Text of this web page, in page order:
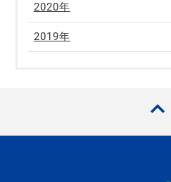
2020年
2019年